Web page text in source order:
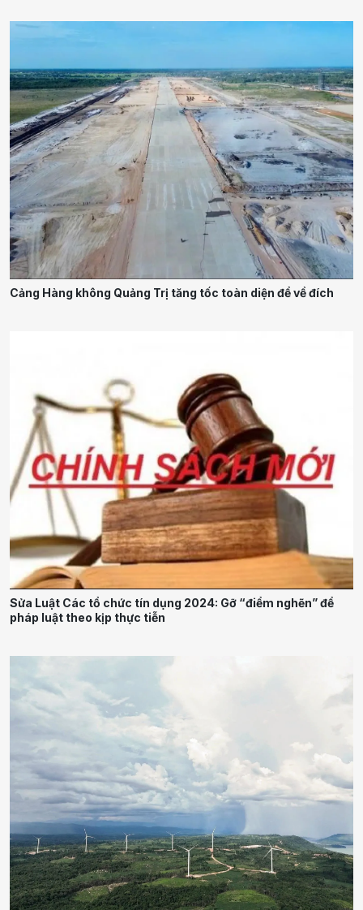
Cảng Hàng không Quảng Trị tăng tốc toàn diện để về đích
Sửa Luật Các tổ chức tín dụng 2024: Gỡ “điểm nghẽn” để
pháp luật theo kịp thực tiễn